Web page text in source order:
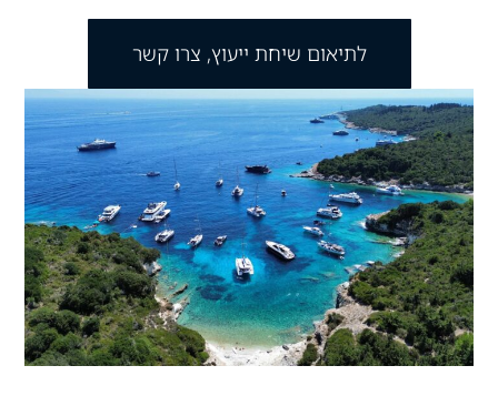
לתיאום שיחת ייעוץ, צרו קשר